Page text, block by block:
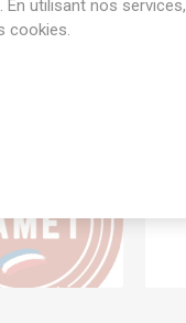
utilisant nos services,
cookies.